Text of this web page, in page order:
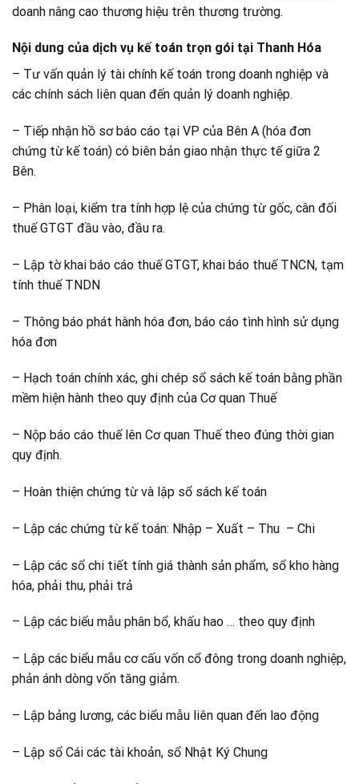
doanh nâng cao thương hiệu trên thương trường.
Nội dung của dịch vụ kế toán trọn gói tại Thanh Hóa
– Tư vấn quản lý tài chính kế toán trong doanh nghiệp và
các chính sách liên quan đến quản lý doanh nghiệp.
– Tiếp nhận hồ sơ báo cáo tại VP của Bên A (hóa đơn
chứng từ kế toán) có biên bản giao nhận thực tế giữa 2
Bên.
– Phân loại, kiểm tra tính hợp lệ của chứng từ gốc, cân đối
thuế GTGT đầu vào, đầu ra.
– Lập tờ khai báo cáo thuế GTGT, khai báo thuế TNCN, tạm
tính thuế TNDN
– Thông báo phát hành hóa đơn, báo cáo tình hình sử dụng
hóa đơn
– Hạch toán chính xác, ghi chép sổ sách kế toán bằng phần
mềm hiện hành theo quy định của Cơ quan Thuế
– Nộp báo cáo thuế lên Cơ quan Thuế theo đúng thời gian
quy định.
– Hoàn thiện chứng từ và lập sổ sách kế toán
– Lập các chứng từ kế toán: Nhập – Xuất – Thu – Chi
– Lập các sổ chi tiết tính giá thành sản phẩm, sổ kho hàng
hóa, phải thu, phải trả
– Lập các biểu mẫu phân bổ, khấu hao … theo quy định
– Lập các biểu mẫu cơ cấu vốn cổ đông trong doanh nghiệp,
phản ánh dòng vốn tăng giảm.
– Lập bảng lương, các biểu mẫu liên quan đến lao động
– Lập sổ Cái các tài khoản, sổ Nhật Ký Chung